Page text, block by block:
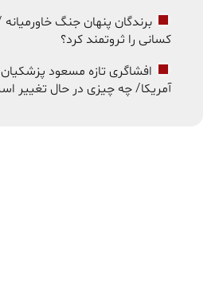
کسانی را ثروتمند کرد؟
افشاگری تازه مسعود
آمریکا/ چه چیزی در حال تغییر